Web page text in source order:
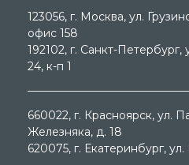
123056, г. Москва, ул.
офис 158
192102, г. Санкт-Петербург,
24, к-п 1
660022, г. Красноярск, ул.
Железняка, д. 18
620075, г. Екатеринбург, ул.